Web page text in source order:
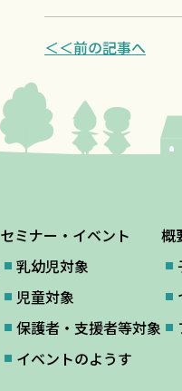
＜＜前の記事へ
セミナー・イベント
乳幼児対象
児童対象
保護者・支援者等対象
イベントのようす
概